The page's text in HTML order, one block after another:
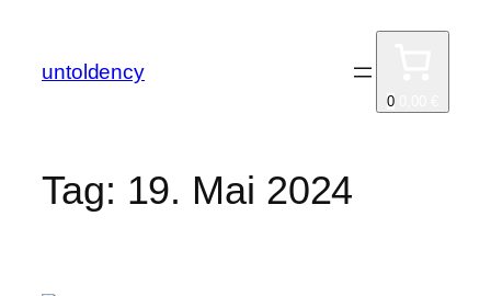
springen
untoldency
0
Tag: 19. Mai 2024